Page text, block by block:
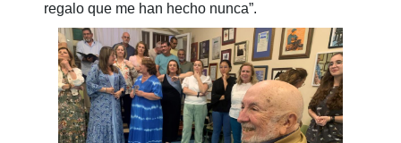
regalo que me han hecho nunca”.